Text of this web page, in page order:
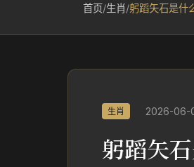
首页/生肖/躬蹈矢石是什
生肖 2026-06-
躬蹈矢